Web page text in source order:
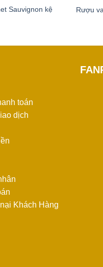
Sauvignon kệ
Rượu
toán
dịch
Khách Hàng